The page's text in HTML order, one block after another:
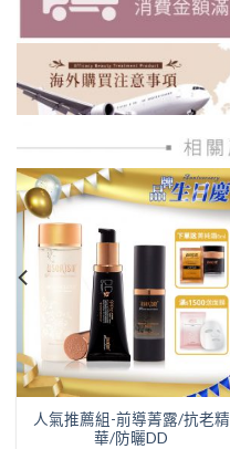
人氣推薦組-前導菁露/抗老精
華/防曬DD